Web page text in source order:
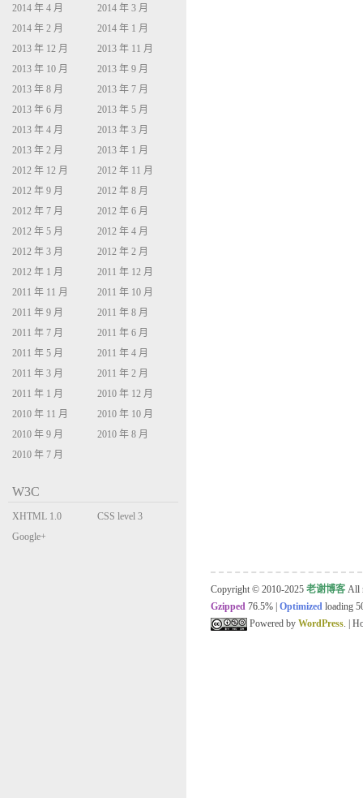
2014 年 4 月
2014 年 3 月
2014 年 2 月
2014 年 1 月
2013 年 12 月
2013 年 11 月
2013 年 10 月
2013 年 9 月
2013 年 8 月
2013 年 7 月
2013 年 6 月
2013 年 5 月
2013 年 4 月
2013 年 3 月
2013 年 2 月
2013 年 1 月
2012 年 12 月
2012 年 11 月
2012 年 9 月
2012 年 8 月
2012 年 7 月
2012 年 6 月
2012 年 5 月
2012 年 4 月
2012 年 3 月
2012 年 2 月
2012 年 1 月
2011 年 12 月
2011 年 11 月
2011 年 10 月
2011 年 9 月
2011 年 8 月
2011 年 7 月
2011 年 6 月
2011 年 5 月
2011 年 4 月
2011 年 3 月
2011 年 2 月
2011 年 1 月
2010 年 12 月
2010 年 11 月
2010 年 10 月
2010 年 9 月
2010 年 8 月
2010 年 7 月
W3C
XHTML 1.0
Transitional
CSS level 3
Google+
Copyright © 2010-2025 老谢博客 All
Gzipped 76.5% Optimized loading
Powered by WordPress. |